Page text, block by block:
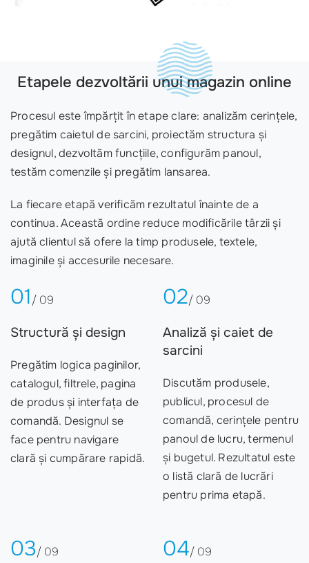
Etapele dezvoltării unui magazin online
Procesul este împărțit în etape clare: analizăm cerințele,
pregătim caietul de sarcini, proiectăm structura și
designul, dezvoltăm funcțiile, configurăm panoul,
testăm comenzile și pregătim lansarea.
La fiecare etapă verificăm rezultatul înainte de a
continua. Această ordine reduce modificările târzii și
ajută clientul să ofere la timp produsele, textele,
imaginile și accesurile necesare.
01/ 09
Structură și design
Pregătim logica paginilor,
catalogul, filtrele, pagina
de produs și interfața de
comandă. Designul se
face pentru navigare
clară și cumpărare rapidă.
02/ 09
Analiză și caiet de
sarcini
Discutăm produsele,
publicul, procesul de
comandă, cerințele pentru
panoul de lucru, termenul
și bugetul. Rezultatul este
o listă clară de lucrări
pentru prima etapă.
03/ 09 04/ 09